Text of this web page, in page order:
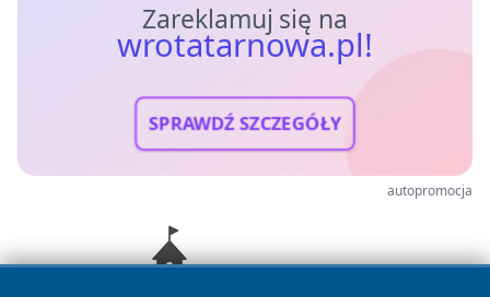
Zareklamuj się na
wrotatarnowa.pl!
SPRAWDŹ SZCZEGÓŁY
autopromocja